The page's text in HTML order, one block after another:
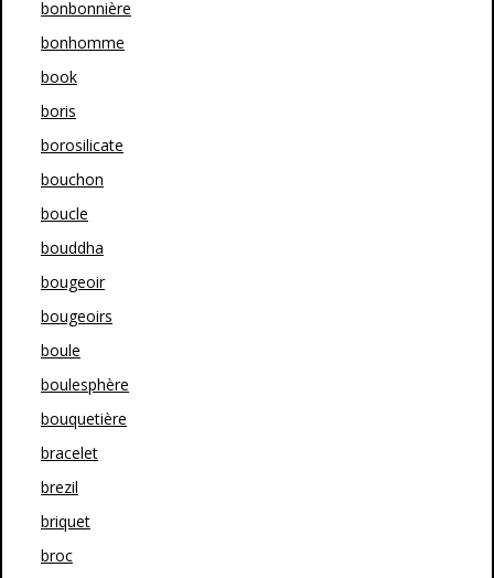
bonbonnière
bonhomme
book
boris
borosilicate
bouchon
boucle
bouddha
bougeoir
bougeoirs
boule
boulesphère
bouquetière
bracelet
brezil
briquet
broc